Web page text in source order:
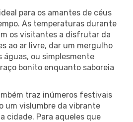
para os amantes de céus
As temperaturas durante
os visitantes a disfrutar da
ao ar livre, dar um mergulho
ou simplesmente
bonito enquanto saboreia
traz inúmeros festivais
um vislumbre da vibrante
cidade. Para aqueles que